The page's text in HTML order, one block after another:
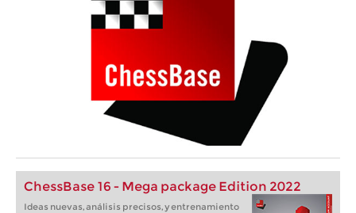
ChessBase 16 - Mega package Edition 2022
Ideas nuevas, análisis precisos, y entrenamiento